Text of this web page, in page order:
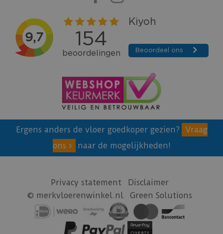
Ergens anders de vloer goedkoper gezien?
Vraag
ons
naar de mogelijkheden!
Privacy statement
Disclaimer
© merkvloerenwinkel.nl
Green Solutions